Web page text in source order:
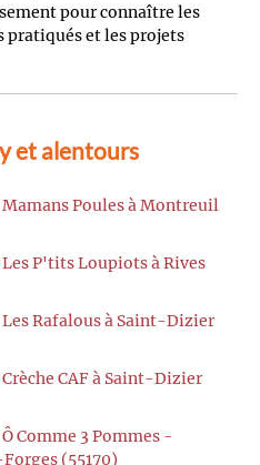
pour connaître les
pratiqués et les projets
et alentours
Poules à Montreuil
P'tits Loupiots à Rives
Rafalous à Saint-Dizier
CAF à Saint-Dizier
Comme 3 Pommes -
(55170)